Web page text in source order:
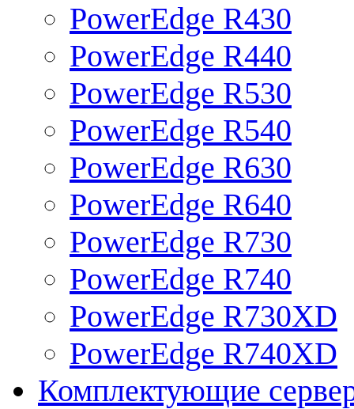
PowerEdge R430
PowerEdge R440
PowerEdge R530
PowerEdge R540
PowerEdge R630
PowerEdge R640
PowerEdge R730
PowerEdge R740
PowerEdge R730XD
PowerEdge R740XD
Комплектующие